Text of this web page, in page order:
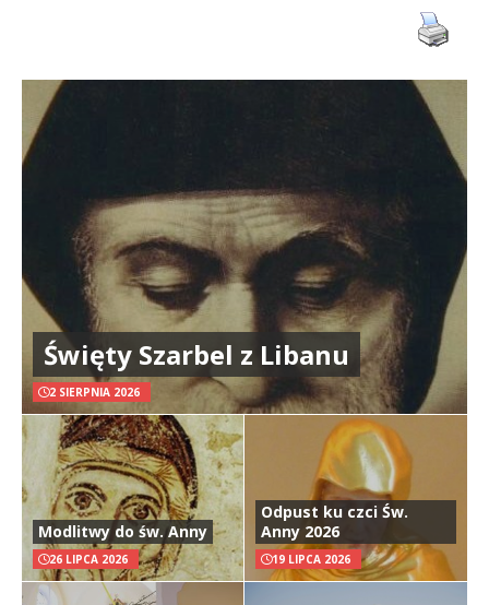
Święty Szarbel z Libanu
2 SIERPNIA 2026
Modlitwy do św. Anny
26 LIPCA 2026
Odpust ku czci Św.
Anny 2026
19 LIPCA 2026